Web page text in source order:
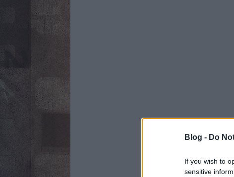
Blog - Do
If you wish to
sensitive